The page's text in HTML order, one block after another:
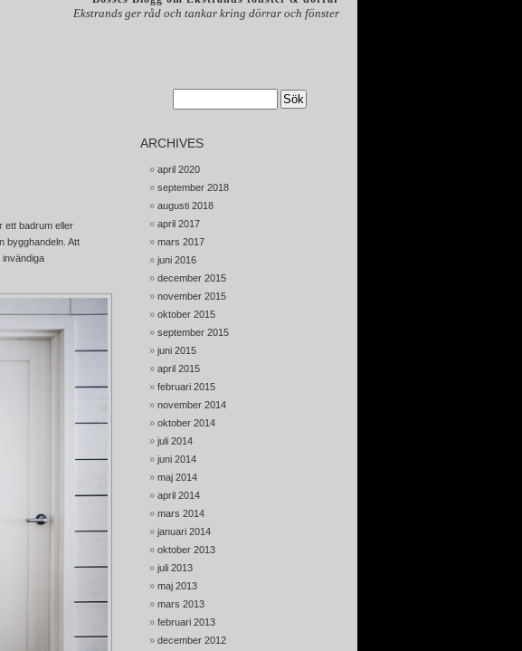
Ekstrands ger råd och tankar kring dörrar och fönster
ett badrum eller
bygghandeln. Att
ARCHIVES
april 2020
september 2018
augusti 2018
april 2017
mars 2017
juni 2016
december 2015
november 2015
oktober 2015
september 2015
juni 2015
april 2015
februari 2015
november 2014
oktober 2014
juli 2014
juni 2014
maj 2014
april 2014
mars 2014
januari 2014
oktober 2013
juli 2013
maj 2013
mars 2013
februari 2013
december 2012